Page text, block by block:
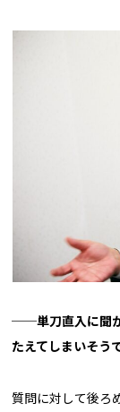
──単刀直入に聞
たえてしまいそうで
質問に対して後ろ